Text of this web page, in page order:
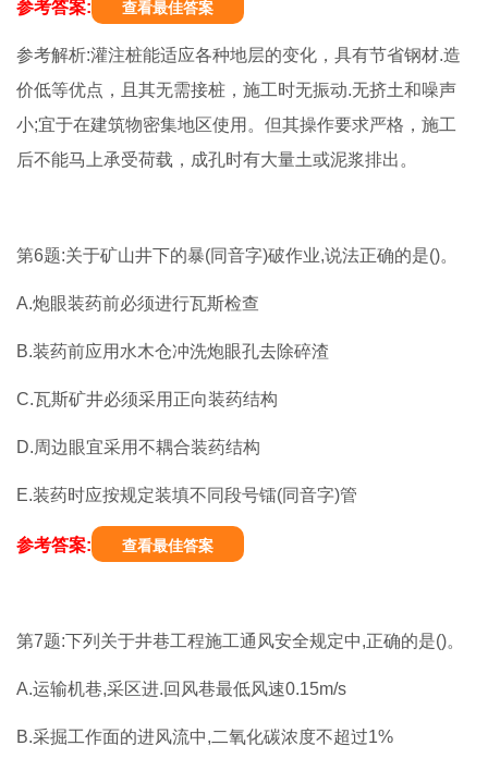
参考答案: 查看最佳答案
参考解析:灌注桩能适应各种地层的变化，具有节省钢材.造
价低等优点，且其无需接桩，施工时无振动.无挤土和噪声
小;宜于在建筑物密集地区使用。但其操作要求严格，施工
后不能马上承受荷载，成孔时有大量土或泥浆排出。
第6题:关于矿山井下的暴(同音字)破作业,说法正确的是()。
A.炮眼装药前必须进行瓦斯检查
B.装药前应用水木仓冲洗炮眼孔去除碎渣
C.瓦斯矿井必须采用正向装药结构
D.周边眼宜采用不耦合装药结构
E.装药时应按规定装填不同段号镭(同音字)管
参考答案: 查看最佳答案
第7题:下列关于井巷工程施工通风安全规定中,正确的是()。
A.运输机巷,采区进.回风巷最低风速0.15m/s
B.采掘工作面的进风流中,二氧化碳浓度不超过1%